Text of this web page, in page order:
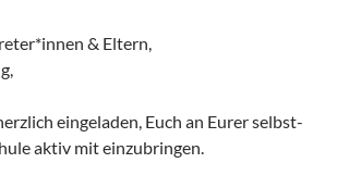
& Eltern,
eingeladen, Euch an Eurer selbst-
aktiv mit einzubringen.